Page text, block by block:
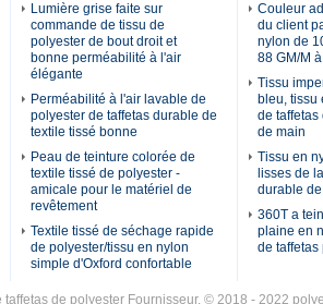
Lumière grise faite sur
commande de tissu de
polyester de bout droit et
bonne perméabilité à l'air
élégante
Perméabilité à l'air lavable de
polyester de taffetas durable de
textile tissé bonne
Peau de teinture colorée de
textile tissé de polyester -
amicale pour le matériel de
revêtement
Textile tissé de séchage rapide
de polyester/tissu en nylon
simple d'Oxford confortable
Couleur
du client
nylon de
88 GM/M
Tissu
bleu, tissu
de taffetas
de main
Tissu en
lisses de
durable
360T a
plaine en
de taffetas
taffetas de polyester Fournisseur. © 2018 - 2022